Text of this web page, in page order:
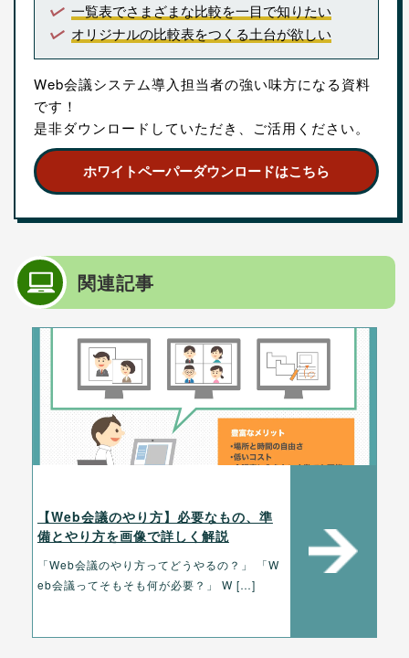
一覧表でさまざまな比較を一目で知りたい
オリジナルの比較表をつくる土台が欲しい
Web会議システム導入担当者の強い味方になる資料
です！
是非ダウンロードしていただき、ご活用ください。
ホワイトペーパーダウンロードはこちら
関連記事
【Web会議のやり方】必要なもの、準
備とやり方を画像で詳しく解説
「Web会議のやり方ってどうやるの？」 「W
eb会議ってそもそも何が必要？」 W […]